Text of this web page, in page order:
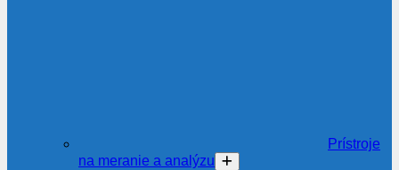
Prístroje
na meranie a analýzu